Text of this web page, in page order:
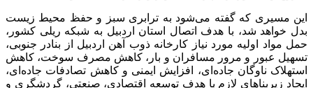
این مسیری که گفته می‌شود به ترابری سبز و حفظ محیط زیست
بدل خواهد شد، با هدف اتصال استان اردبیل به شبکه ریلی کشور،
حمل مواد اولیه مورد نیاز کارخانه ذوب آهن اردبیل از بنادر جنوبی،
تسهیل عبور و مرور مسافران و بار، کاهش مصرف سوخت، کاهش
استهلاک ناوگان جاده‌ای، افزایش ایمنی و کاهش تصادفات جاده‌ای،
ایجاد زیربناهای لازم با هدف توسعه اقتصادی، صنعتی، گردشگری و